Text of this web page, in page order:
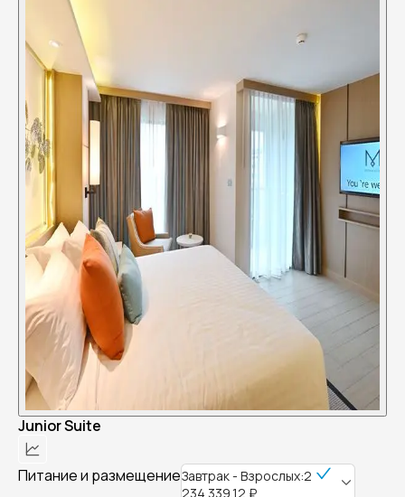
Junior Suite
Питание и размещениеЗавтрак - Взрослых:2
234 339,12 ₽